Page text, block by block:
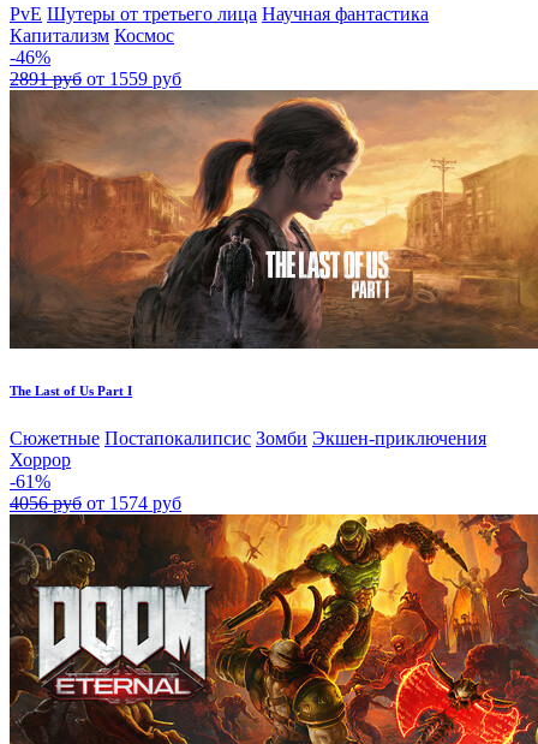
PvE Шутеры от третьего лица Научная фантастика
Капитализм Космос
-46%
2891 руб от 1559 руб
The Last of Us Part I
Сюжетные Постапокалипсис Зомби Экшен-приключения
Хоррор
-61%
4056 руб от 1574 руб